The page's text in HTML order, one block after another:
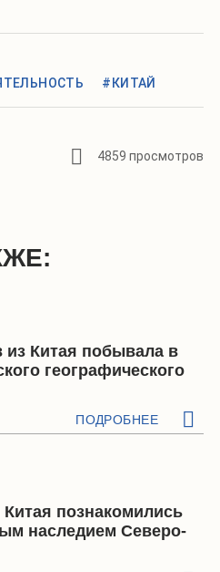
#КИТАЙ
4859 просмотров
из Китая побывала в
географического
ПОДРОБНЕЕ
познакомились
наследием Северо-